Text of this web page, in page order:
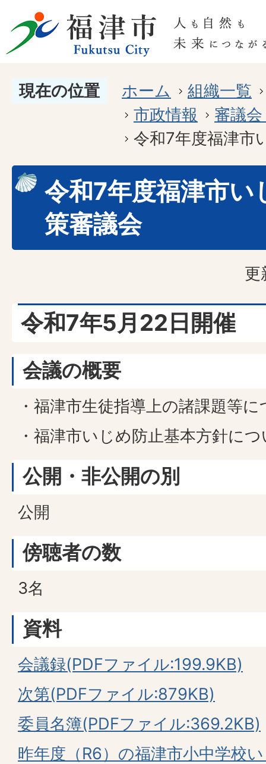
現在の位置 ホーム
組織一覧
市政情報
審議
令和7年度福津市
令和7年度福津市い
策審議会
更
令和7年5月22日開催
会議の概要
・福津市生徒指導上の諸課題等
・福津市いじめ防止基本方針に
公開・非公開の別
公開
傍聴者の数
3名
資料
会議録(PDFファイル:199.9KB)
次第(PDFファイル:879KB)
委員名簿(PDFファイル:369.2KB)
昨年度（R6）の福津市小中学校